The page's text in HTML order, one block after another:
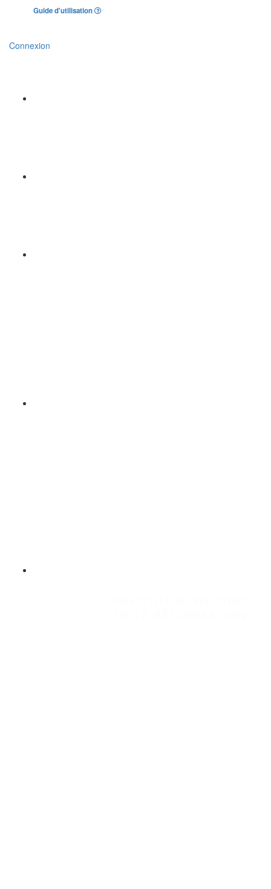
Guide d'utilisation
Connexion